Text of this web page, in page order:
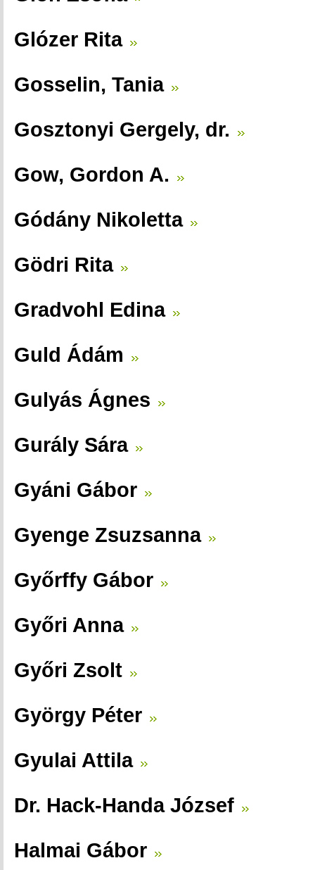
Glózer Rita
Gosselin, Tania
Gosztonyi Gergely, dr.
Gow, Gordon A.
Gódány Nikoletta
Gödri Rita
Gradvohl Edina
Guld Ádám
Gulyás Ágnes
Gurály Sára
Gyáni Gábor
Gyenge Zsuzsanna
Győrffy Gábor
Győri Anna
Győri Zsolt
György Péter
Gyulai Attila
Dr. Hack-Handa József
Halmai Gábor